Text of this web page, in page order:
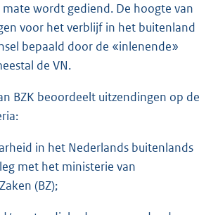
wordt gediend. De hoogte van
voor het verblijf in het buitenland
bepaald door de «inlenende»
de VN.
BZK beoordeelt uitzendingen op de
in het Nederlands buitenlands
met het ministerie van
(BZ);